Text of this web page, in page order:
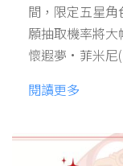
間，限定五星
願抽取機率將
懷遐夢·菲米
閱讀更多